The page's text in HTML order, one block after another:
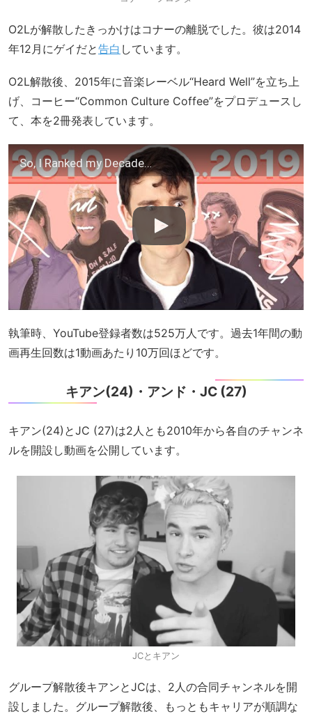
O2Lが解散したきっかけはコナーの離脱でした。彼は2014
年12月にゲイだと告白 しています。
O2L解散後、2015年に音楽レーベル“Heard Well”を立ち上
げ、コーヒー“Common Culture Coffee”をプロデュースし
て、本を2冊発表しています。
So, I Ranked my Decade…
執筆時、YouTube登録者数は525万人です。過去1年間の動
画再生回数は1動画あたり10万回ほどです。
キアン(24)・アンド・JC (27)
キアン(24)とJC (27)は2人とも2010年から各自のチャンネ
ルを開設し動画を公開しています。
JCとキアン
グループ解散後キアンとJCは、2人の合同チャンネルを開
設しました。グループ解散後、もっともキャリアが順調な